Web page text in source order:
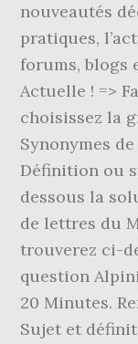
nouveautés
pratiques,
forums, blogs
Actuelle ! =>
choisissez la
Synonymes
Définition ou
dessous la
de lettres du
trouverez ci-
question
20 Minutes.
Sujet et